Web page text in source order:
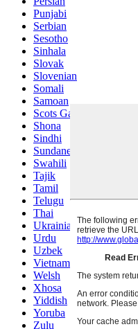
Punjabi
Serbian
Sesotho
Sinhala
Slovak
Slovenian
Somali
Samoan
Scots Gaelic
Shona
Sindhi
Sundanese
Swahili
Tajik
Tamil
Telugu
Thai
Ukrainian
Urdu
Uzbek
Vietnamese
Welsh
Xhosa
Yiddish
Yoruba
Zulu